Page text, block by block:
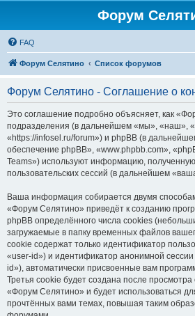
Форум
FAQ
Форум Селятино Список форумов
Форум Селятино - Соглашение о
Это соглашение подробно объясняет, как
подразделения (в дальнейшем «мы», «наш»,
«https://infosel.ru/forum») и phpBB (в
обеспечение phpBB», «www.phpbb.com»,
Teams») используют информацию,
пользовательских сессий (в дальнейшем
Ваша информация собирается двумя
«Форум Селятино» приведёт к созданию
phpBB определённого числа cookies
загружаемые в папку временных файлов
cookie содержат только идентификатор
«user-id») и идентификатор анонимной
id»), автоматически присвоенные вам
Третья cookie будет создана после
«Форум Селятино» и будет использоваться
прочтённых вами темах, повышая таким